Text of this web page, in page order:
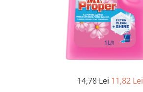
Detergent Capsule
Detergent Pentru Pete
Semana Balsam Rufe
Pachete Produse Curatenie
14,78 Lei 11,82 Lei